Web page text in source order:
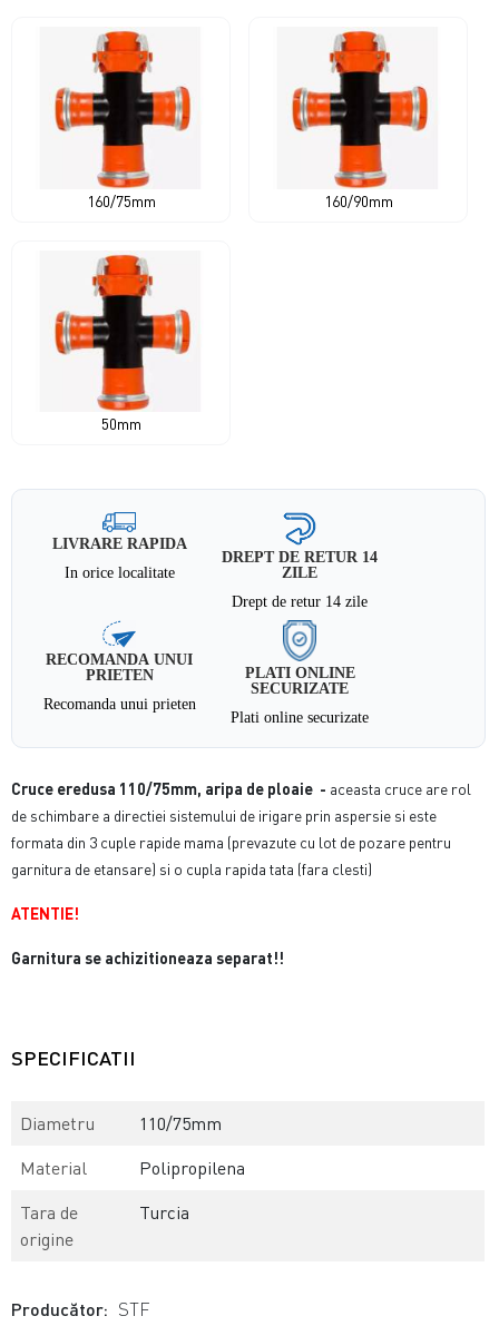
160/75mm 160/90mm
50mm
LIVRARE RAPIDA
In orice localitate
DREPT DE RETUR 14
ZILE
Drept de retur 14 zile
RECOMANDA UNUI
PRIETEN
Recomanda unui prieten
PLATI ONLINE
SECURIZATE
Plati online securizate
Cruce eredusa 110/75mm, aripa de ploaie - aceasta cruce are rol
de schimbare a directiei sistemului de irigare prin aspersie si este
formata din 3 cuple rapide mama (prevazute cu lot de pozare pentru
garnitura de etansare) si o cupla rapida tata (fara clesti)
ATENTIE!
Garnitura se achizitioneaza separat!!
SPECIFICATII
Diametru
110/75mm
Material
Polipropilena
Tara de
origine
Turcia
Producător: STF